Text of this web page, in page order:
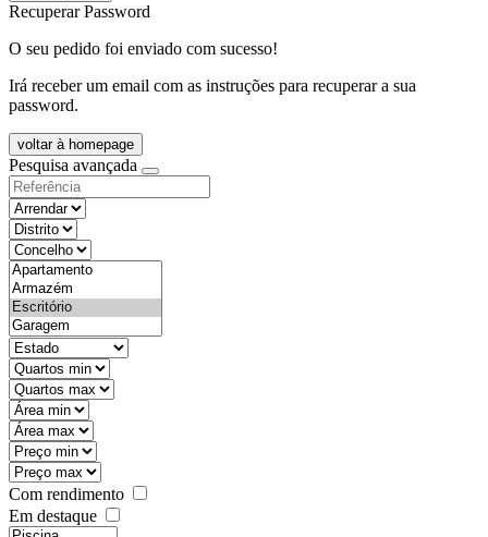
Recuperar Password
O seu pedido foi enviado com sucesso!
Irá receber um email com as instruções para recuperar a sua
password.
voltar à homepage
Pesquisa avançada
objective
districtId
countyId
types
state
mintypo
maxtypo
minarea
maxarea
minprice
maxprice
Com rendimento
Em destaque